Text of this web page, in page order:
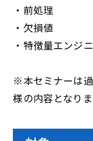
・前処理
・欠損値
・特徴量エンジ
※本セミナーは
様の内容となり